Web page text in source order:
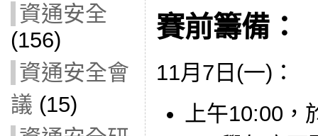
資通安全
(156)
資通安全會
議 (15)
賽前籌備：
11月7日(一)：
上午10:00，